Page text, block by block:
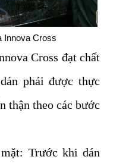
Innova Cross
Cross đạt chất
phải được thực
thận theo các bước
Trước khi dán